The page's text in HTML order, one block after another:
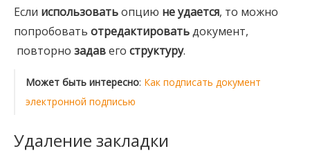
Если использоватьопцию не удается, то можно
попробовать отредактироватьдокумент,
повторно задавего структуру.
Может быть интересно: Как подписать документ
электронной подписью
Удаление закладки